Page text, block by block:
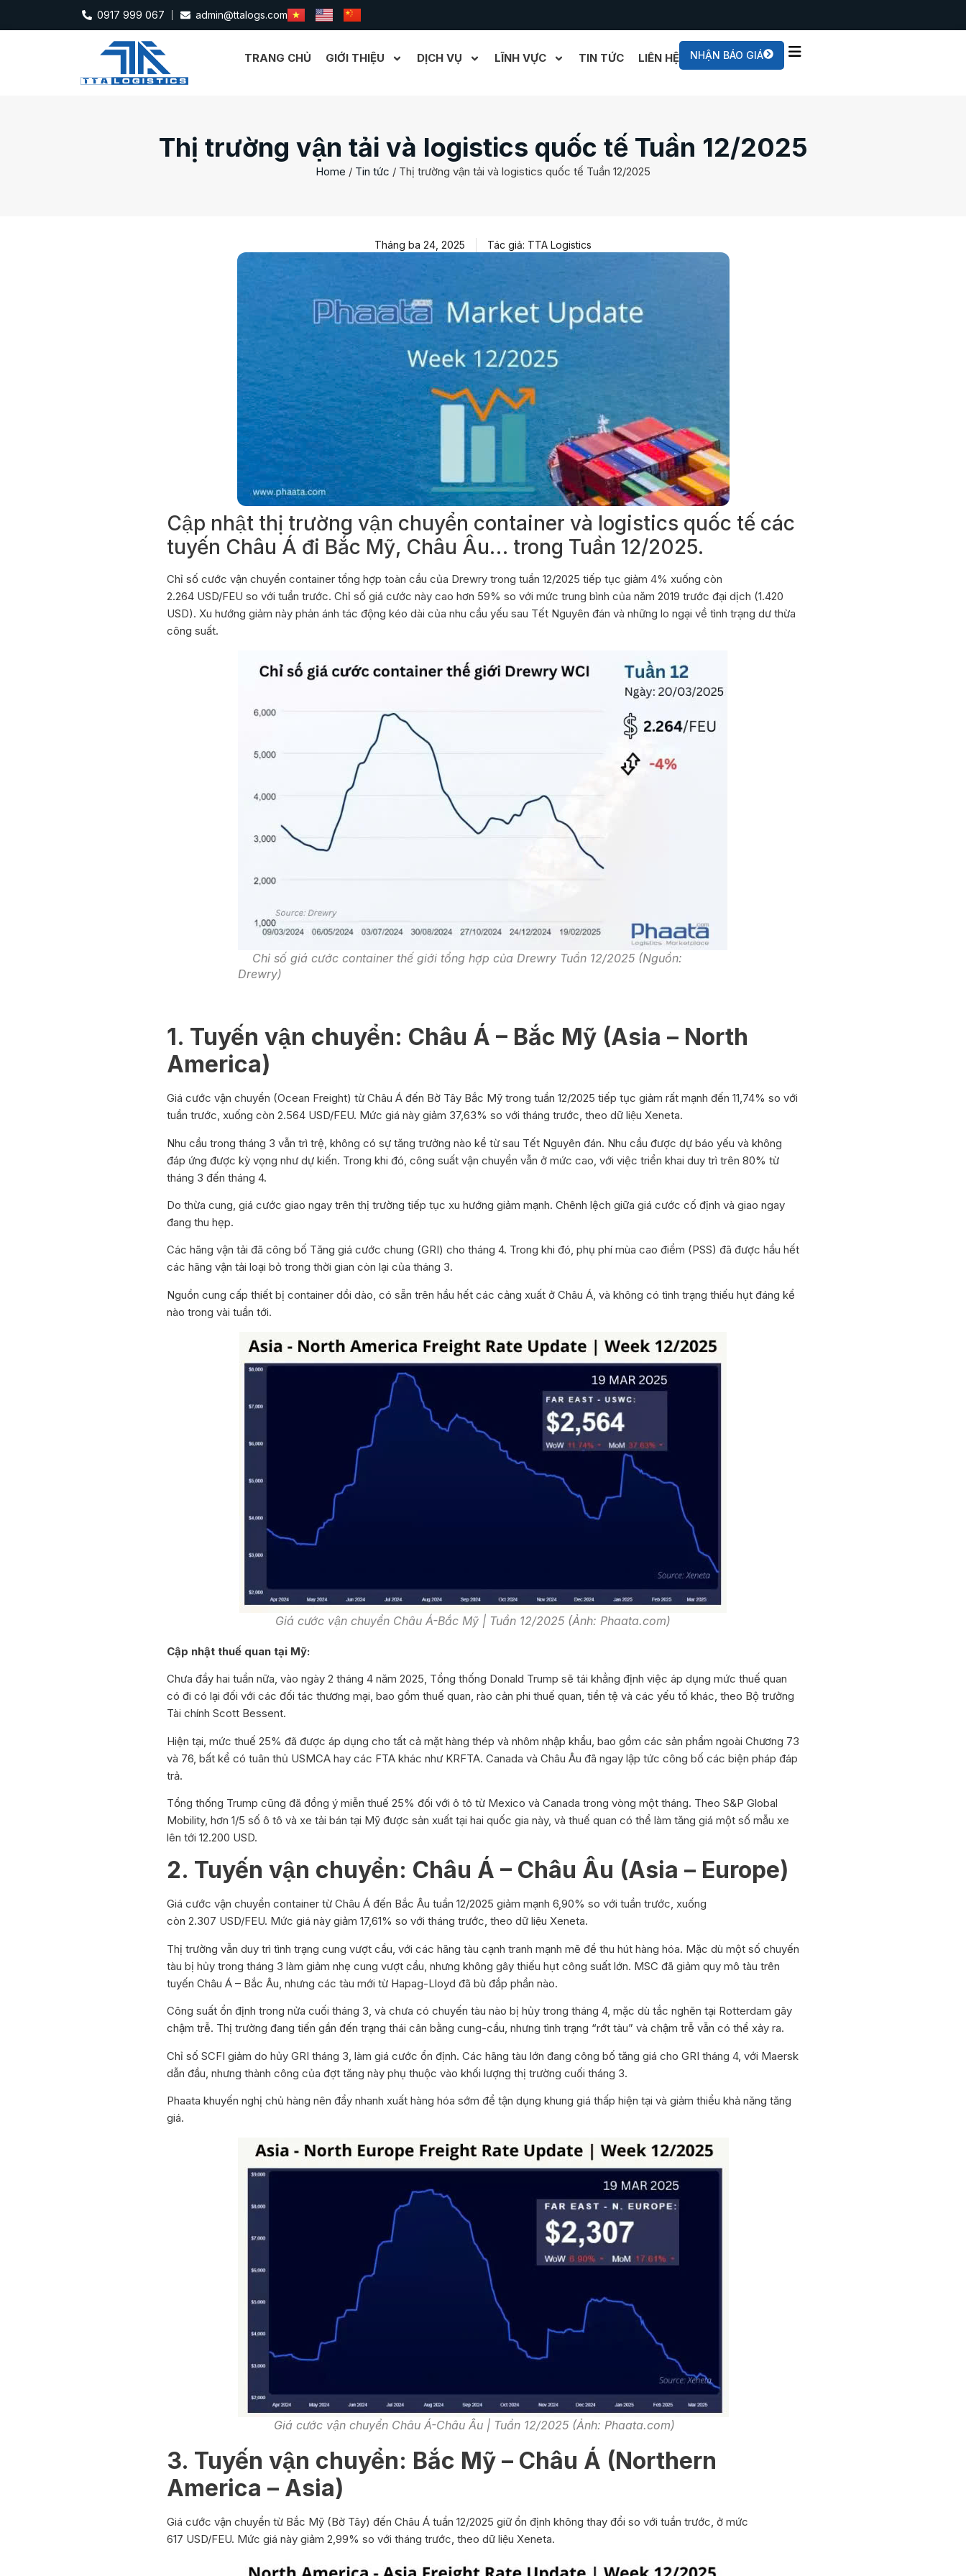
0917 999 067 admin@ttalogs.com
TRANG CHỦ GIỚI THIỆU DỊCH VỤ LĨNH VỰC TIN TỨC LIÊN HỆ NHẬN BÁO GIÁ
Thị trường vận tải và logistics quốc tế Tuần 12/2025
Home / Tin tức / Thị trường vận tải và logistics quốc tế Tuần 12/2025
Tháng ba 24, 2025 Tác giả: TTA Logistics
Cập nhật thị trường vận chuyển container và logistics quốc tế các
tuyến Châu Á đi Bắc Mỹ, Châu Âu… trong Tuần 12/2025.
Chỉ số cước vận chuyển container tổng hợp toàn cầu của Drewry trong tuần 12/2025 tiếp tục giảm 4% xuống còn
2.264 USD/FEU so với tuần trước. Chỉ số giá cước này cao hơn 59% so với mức trung bình của năm 2019 trước đại dịch (1.420
USD). Xu hướng giảm này phản ánh tác động kéo dài của nhu cầu yếu sau Tết Nguyên đán và những lo ngại về tình trạng dư thừa
công suất.
Chỉ số giá cước container thế giới tổng hợp của Drewry Tuần 12/2025 (Nguồn:
Drewry)
1. Tuyến vận chuyển: Châu Á – Bắc Mỹ (Asia – North
America)
Giá cước vận chuyển (Ocean Freight) từ Châu Á đến Bờ Tây Bắc Mỹ trong tuần 12/2025 tiếp tục giảm rất mạnh đến 11,74% so với
tuần trước, xuống còn 2.564 USD/FEU. Mức giá này giảm 37,63% so với tháng trước, theo dữ liệu Xeneta.
Nhu cầu trong tháng 3 vẫn trì trệ, không có sự tăng trưởng nào kể từ sau Tết Nguyên đán. Nhu cầu được dự báo yếu và không
đáp ứng được kỳ vọng như dự kiến. Trong khi đó, công suất vận chuyển vẫn ở mức cao, với việc triển khai duy trì trên 80% từ
tháng 3 đến tháng 4.
Do thừa cung, giá cước giao ngay trên thị trường tiếp tục xu hướng giảm mạnh. Chênh lệch giữa giá cước cố định và giao ngay
đang thu hẹp.
Các hãng vận tải đã công bố Tăng giá cước chung (GRI) cho tháng 4. Trong khi đó, phụ phí mùa cao điểm (PSS) đã được hầu hết
các hãng vận tải loại bỏ trong thời gian còn lại của tháng 3.
Nguồn cung cấp thiết bị container dồi dào, có sẵn trên hầu hết các cảng xuất ở Châu Á, và không có tình trạng thiếu hụt đáng kể
nào trong vài tuần tới.
Giá cước vận chuyển Châu Á-Bắc Mỹ | Tuần 12/2025 (Ảnh: Phaata.com)
Cập nhật thuế quan tại Mỹ:
Chưa đầy hai tuần nữa, vào ngày 2 tháng 4 năm 2025, Tổng thống Donald Trump sẽ tái khẳng định việc áp dụng mức thuế quan
có đi có lại đối với các đối tác thương mại, bao gồm thuế quan, rào cản phi thuế quan, tiền tệ và các yếu tố khác, theo Bộ trưởng
Tài chính Scott Bessent.
Hiện tại, mức thuế 25% đã được áp dụng cho tất cả mặt hàng thép và nhôm nhập khẩu, bao gồm các sản phẩm ngoài Chương 73
và 76, bất kể có tuân thủ USMCA hay các FTA khác như KRFTA. Canada và Châu Âu đã ngay lập tức công bố các biện pháp đáp
trả.
Tổng thống Trump cũng đã đồng ý miễn thuế 25% đối với ô tô từ Mexico và Canada trong vòng một tháng. Theo S&P Global
Mobility, hơn 1/5 số ô tô và xe tải bán tại Mỹ được sản xuất tại hai quốc gia này, và thuế quan có thể làm tăng giá một số mẫu xe
lên tới 12.200 USD.
2. Tuyến vận chuyển: Châu Á – Châu Âu (Asia – Europe)
Giá cước vận chuyển container từ Châu Á đến Bắc Âu tuần 12/2025 giảm mạnh 6,90% so với tuần trước, xuống
còn 2.307 USD/FEU. Mức giá này giảm 17,61% so với tháng trước, theo dữ liệu Xeneta.
Thị trường vẫn duy trì tình trạng cung vượt cầu, với các hãng tàu cạnh tranh mạnh mẽ để thu hút hàng hóa. Mặc dù một số chuyến
tàu bị hủy trong tháng 3 làm giảm nhẹ cung vượt cầu, nhưng không gây thiếu hụt công suất lớn. MSC đã giảm quy mô tàu trên
tuyến Châu Á – Bắc Âu, nhưng các tàu mới từ Hapag-Lloyd đã bù đắp phần nào.
Công suất ổn định trong nửa cuối tháng 3, và chưa có chuyến tàu nào bị hủy trong tháng 4, mặc dù tắc nghẽn tại Rotterdam gây
chậm trễ. Thị trường đang tiến gần đến trạng thái cân bằng cung-cầu, nhưng tình trạng “rớt tàu” và chậm trễ vẫn có thể xảy ra.
Chỉ số SCFI giảm do hủy GRI tháng 3, làm giá cước ổn định. Các hãng tàu lớn đang công bố tăng giá cho GRI tháng 4, với Maersk
dẫn đầu, nhưng thành công của đợt tăng này phụ thuộc vào khối lượng thị trường cuối tháng 3.
Phaata khuyến nghị chủ hàng nên đẩy nhanh xuất hàng hóa sớm để tận dụng khung giá thấp hiện tại và giảm thiểu khả năng tăng
giá.
Giá cước vận chuyển Châu Á-Châu Âu | Tuần 12/2025 (Ảnh: Phaata.com)
3. Tuyến vận chuyển: Bắc Mỹ – Châu Á (Northern
America – Asia)
Giá cước vận chuyển từ Bắc Mỹ (Bờ Tây) đến Châu Á tuần 12/2025 giữ ổn định không thay đổi so với tuần trước, ở mức
617 USD/FEU. Mức giá này giảm 2,99% so với tháng trước, theo dữ liệu Xeneta.